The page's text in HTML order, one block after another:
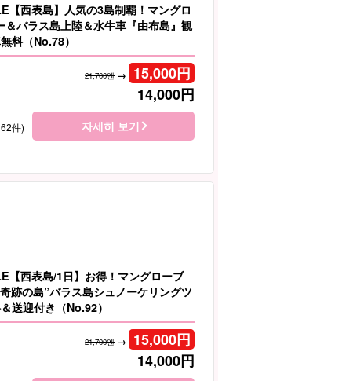
西表島】人気の3島制覇！マングロ
＆バラス島上陸＆水牛車『由布島』観
料（No.78）
21,700엔→ 15,000円
14,000円
件) 자세히 보기
【西表島/1日】お得！マングローブ
跡の島”バラス島シュノーケリングツ
送迎付き（No.92）
21,700엔→ 15,000円
14,000円